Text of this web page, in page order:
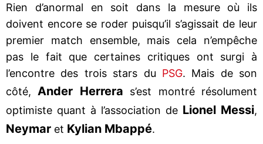
Rien d’anormal en soit dans la mesure où ils
doivent encore se roder puisqu’il s’agissait de leur
premier match ensemble, mais cela n’empêche
pas le fait que certaines critiques ont surgi à
l’encontre des trois stars du PSG. Mais de son
côté, Ander Herrera s’est montré résolument
optimiste quant à l’association de Lionel Messi,
Neymar et Kylian Mbappé.